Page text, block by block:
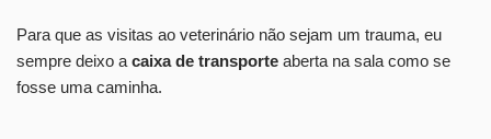
Para que as visitas ao veterinário não sejam um trauma, eu
sempre deixo a caixa de transporte aberta na sala como se
fosse uma caminha.